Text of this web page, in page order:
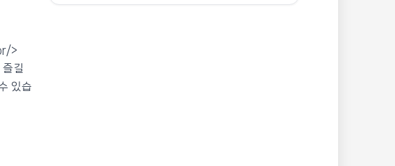
>
길
있습